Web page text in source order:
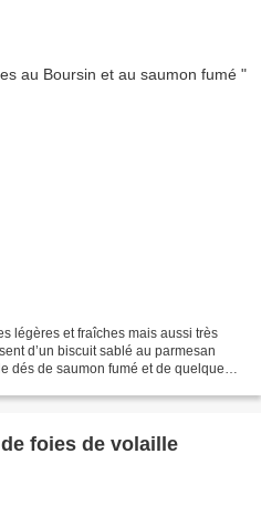
légères et fraîches mais aussi très
d’un biscuit sablé au parmesan
dés de saumon fumé et de quelques
foies de volaille